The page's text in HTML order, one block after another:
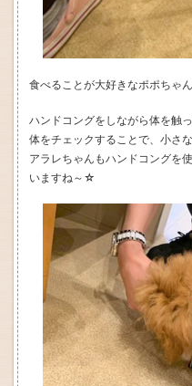
食べることが大好きなポポちゃ
ハンドコングをしながら体を触
体をチェックすることで、小さ
アラレちゃんもハンドコングを
いますね～☆